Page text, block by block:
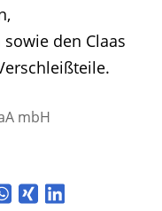
den Claas
mbH